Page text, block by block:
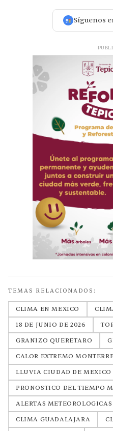
Síguenos
TEMAS RELACIONADOS:
CLIMA EN MEXICO
18 DE JUNIO DE 2026
GRANIZO QUERETARO
CALOR EXTREMO
LLUVIA CIUDAD DE MEXICO
PRONOSTICO DEL TIEMPO
ALERTAS
CLIMA GUADALAJARA